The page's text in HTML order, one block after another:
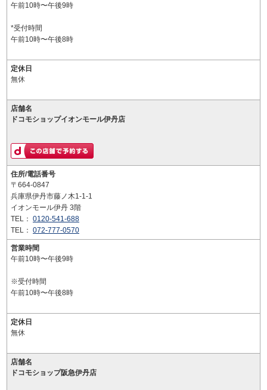
午前10時〜午後9時
*受付時間
午前10時〜午後8時
定休日
無休
店舗名
ドコモショップイオンモール伊丹店
住所/電話番号
〒664-0847
兵庫県伊丹市藤ノ木1-1-1
イオンモール伊丹 3階
TEL： 0120-541-688
TEL： 072-777-0570
営業時間
午前10時〜午後9時
※受付時間
午前10時〜午後8時
定休日
無休
店舗名
ドコモショップ阪急伊丹店